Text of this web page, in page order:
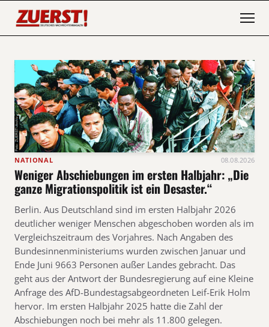
NATIONAL 08.08.2026
Weniger Abschiebungen im ersten Halbjahr: „Die
ganze Migrationspolitik ist ein Desaster.“
Berlin. Aus Deutschland sind im ersten Halbjahr 2026
deutlicher weniger Menschen abgeschoben worden als im
Vergleichszeitraum des Vorjahres. Nach Angaben des
Bundesinnenministeriums wurden zwischen Januar und
Ende Juni 9663 Personen außer Landes gebracht. Das
geht aus der Antwort der Bundesregierung auf eine Kleine
Anfrage des AfD-Bundestagsabgeordneten Leif-Erik Holm
hervor. Im ersten Halbjahr 2025 hatte die Zahl der
Abschiebungen noch bei mehr als 11.800 gelegen.